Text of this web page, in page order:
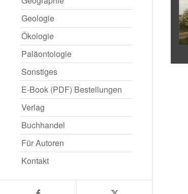
Geologie
Ökologie
Paläontologie
Sonstiges
E-Book (PDF) Bestellungen
Verlag
Buchhandel
Für Autoren
Kontakt